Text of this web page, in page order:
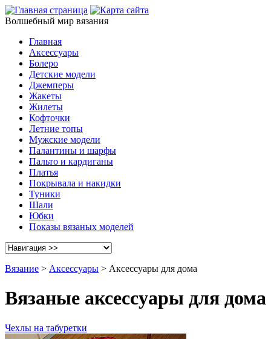
Волшебный мир вязания
Главная
Аксессуары
Болеро
Детские модели
Джемперы
Жакеты
Жилеты
Кофточки
Летние топы
Мужские модели
Палантины и шарфы
Пальто и кардиганы
Платья
Покрывала и накидки
Туники
Шали
Юбки
Показы вязаных моделей
Вязание > Аксессуары > Аксессуары для дома
Вязаные аксессуары для дома
Чехлы на табуретки